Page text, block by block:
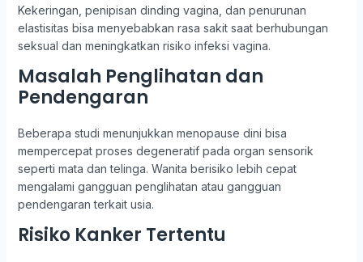
Kekeringan, penipisan dinding vagina, dan penurunan
elastisitas bisa menyebabkan rasa sakit saat berhubungan
seksual dan meningkatkan risiko infeksi vagina.
Masalah Penglihatan dan
Pendengaran
Beberapa studi menunjukkan menopause dini bisa
mempercepat proses degeneratif pada organ sensorik
seperti mata dan telinga. Wanita berisiko lebih cepat
mengalami gangguan penglihatan atau gangguan
pendengaran terkait usia.
Risiko Kanker Tertentu